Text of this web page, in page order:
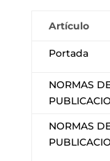
Artículo
Portada
NORMAS
NORMAS